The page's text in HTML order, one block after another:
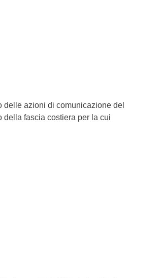
delle azioni di comunicazione del
della fascia costiera per la cui